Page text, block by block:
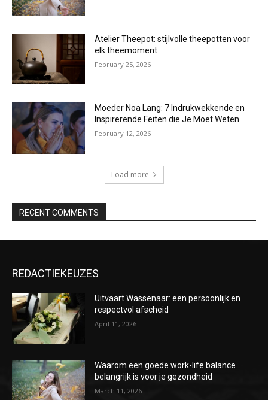
Atelier Theepot: stijlvolle theepotten voor
elk theemoment
February 25, 2026
Moeder Noa Lang: 7 Indrukwekkende en
Inspirerende Feiten die Je Moet Weten
February 12, 2026
Load more
RECENT COMMENTS
REDACTIEKEUZES
Uitvaart Wassenaar: een persoonlijk en
respectvol afscheid
April 11, 2026
Waarom een goede work-life balance
belangrijk is voor je gezondheid
March 11, 2026